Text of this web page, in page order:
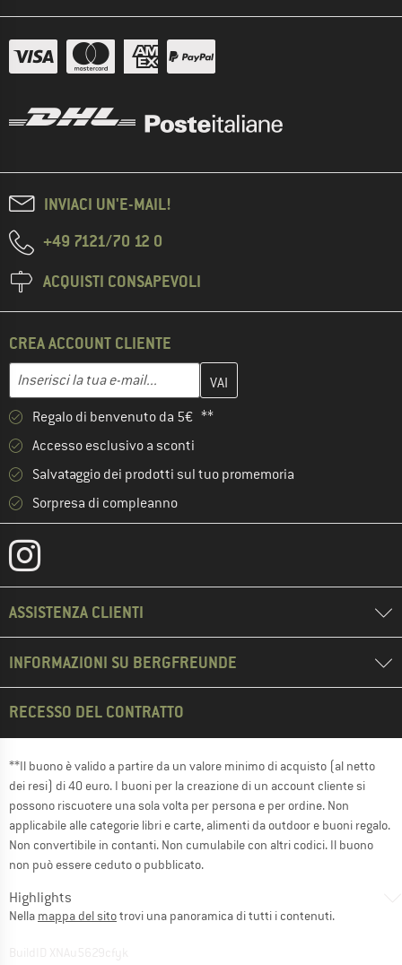
INVIACI UN'E-MAIL!
+49 7121/70 12 0
ACQUISTI CONSAPEVOLI
CREA ACCOUNT CLIENTE
Indirizzo e-mail
Inserisci qui il tuo indirizzo e-mail e crea il tuo account cliente
Regalo di benvenuto da 5€ **
Accesso esclusivo a sconti
Salvataggio dei prodotti sul tuo promemoria
Sorpresa di compleanno
ASSISTENZA CLIENTI
INFORMAZIONI SU BERGFREUNDE
RECESSO DEL CONTRATTO
**Il buono è valido a partire da un valore minimo di acquisto (al netto
dei resi) di 40 euro. I buoni per la creazione di un account cliente si
possono riscuotere una sola volta per persona e per ordine. Non
applicabile alle categorie libri e carte, alimenti da outdoor e buoni regalo.
Non convertibile in contanti. Non cumulabile con altri codici. Il buono
non può essere ceduto o pubblicato.
Highlights
Nella mappa del sitotrovi una panoramica di tutti i contenuti.